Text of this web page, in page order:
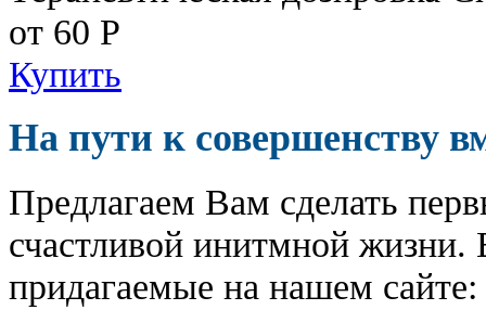
от 60 Р
Купить
На пути к совершенству
Предлагаем Вам сделать
счастливой инитмной жизни.
придагаемые на нашем сайте: